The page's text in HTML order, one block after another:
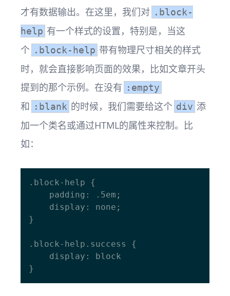
才有数据输出。在这里，我们对 .block-
help 有一个样式的设置，特别是，当这
个 .block-help 带有物理尺寸相关的样式
时，就会直接影响页面的效果，比如文章开头
提到的那个示例。在没有 :empty
和 :blank 的时候，我们需要给这个 div 添
加一个类名或通过HTML的属性来控制。比
如：
.block-help {
}
.block-help.success {